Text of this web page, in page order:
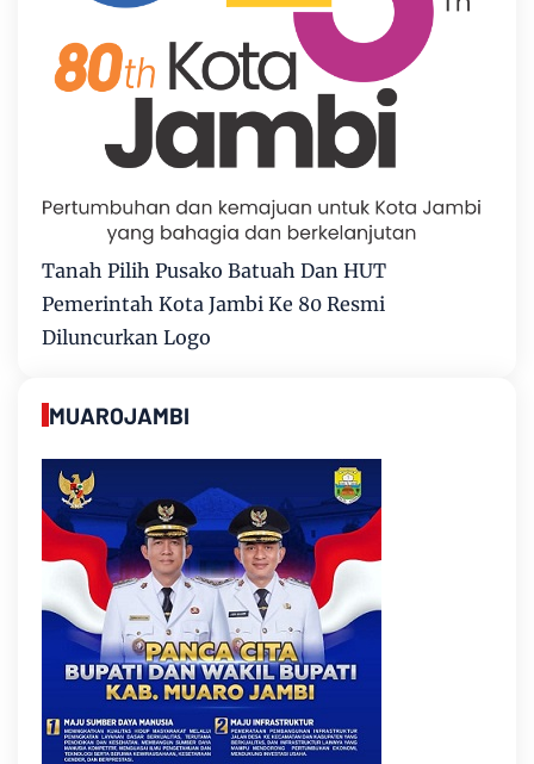
Tanah Pilih Pusako Batuah Dan HUT
Pemerintah Kota Jambi Ke 80 Resmi
Diluncurkan Logo
MUAROJAMBI